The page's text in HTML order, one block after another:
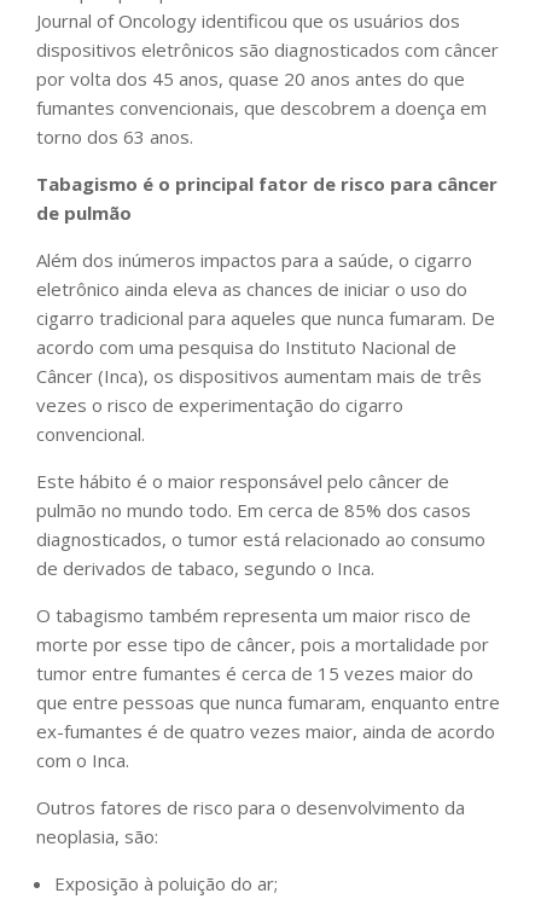
Journal of Oncology identificou que os usuários dos
dispositivos eletrônicos são diagnosticados com câncer
por volta dos 45 anos, quase 20 anos antes do que
fumantes convencionais, que descobrem a doença em
torno dos 63 anos.
Tabagismo é o principal fator de risco para câncer
de pulmão
Além dos inúmeros impactos para a saúde, o cigarro
eletrônico ainda eleva as chances de iniciar o uso do
cigarro tradicional para aqueles que nunca fumaram. De
acordo com uma pesquisa do Instituto Nacional de
Câncer (Inca), os dispositivos aumentam mais de três
vezes o risco de experimentação do cigarro
convencional.
Este hábito é o maior responsável pelo câncer de
pulmão no mundo todo. Em cerca de 85% dos casos
diagnosticados, o tumor está relacionado ao consumo
de derivados de tabaco, segundo o Inca.
O tabagismo também representa um maior risco de
morte por esse tipo de câncer, pois a mortalidade por
tumor entre fumantes é cerca de 15 vezes maior do
que entre pessoas que nunca fumaram, enquanto entre
ex-fumantes é de quatro vezes maior, ainda de acordo
com o Inca.
Outros fatores de risco para o desenvolvimento da
neoplasia, são:
Exposição à poluição do ar;